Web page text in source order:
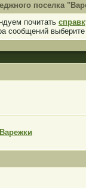
поселка
почитать
сообщений